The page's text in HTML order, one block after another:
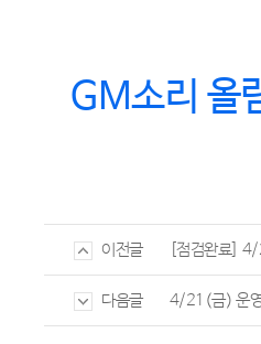
GM소리 올
이전글 [점검완료]
다음글 4/21(금) 운영